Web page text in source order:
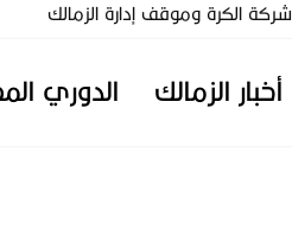
الكرة وموقف إدارة الزمالك
أخبار الزمالك الدوري